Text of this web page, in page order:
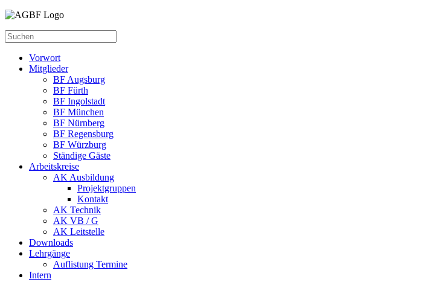
Vorwort
Mitglieder
BF Augsburg
BF Fürth
BF Ingolstadt
BF München
BF Nürnberg
BF Regensburg
BF Würzburg
Ständige Gäste
Arbeitskreise
AK Ausbildung
Projektgruppen
Kontakt
AK Technik
AK VB / G
AK Leitstelle
Downloads
Lehrgänge
Auflistung Termine
Intern